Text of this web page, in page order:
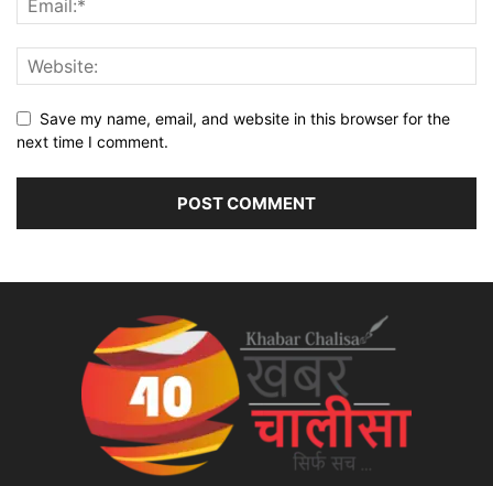
Save my name, email, and website in this browser for the
next time I comment.